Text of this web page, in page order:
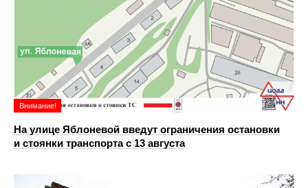
Внимание!
На улице Яблоневой введут ограничения остановки
и стоянки транспорта с 13 августа